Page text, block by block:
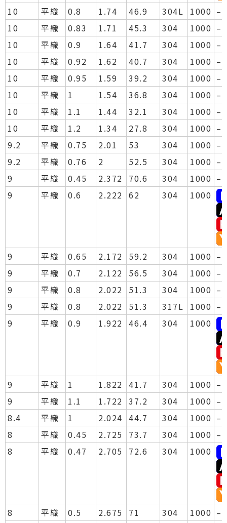
10 平織 0.8 1.74 46.9 304L 1000 –
10
平織 0.83 1.71 45.3 304 1000 –
10
平織 0.9 1.64 41.7 304 1000 –
10
平織 0.92 1.62 40.7 304 1000 –
10
平織 0.95 1.59 39.2 304 1000 –
10
平織 1 1.54 36.8 304 1000 –
10
平織 1.1 1.44 32.1 304 1000 –
10
平織 1.2 1.34 27.8 304 1000 –
9.2
平織 0.75 2.01 53 304 1000 –
9.2
平織 0.76 2 52.5 304 1000 –
9
平織 0.45 2.372 70.6 304 1000 –
9
平織 0.6 2.222 62 304 1000
9 平織 0.65 2.172 59.2 304 1000 –
9
平織 0.7 2.122 56.5 304 1000 –
9
平織 0.8 2.022 51.3 304 1000 –
9
平織 0.8 2.022 51.3 317L 1000 –
9
平織 0.9 1.922 46.4 304 1000
9 平織 1 1.822 41.7 304 1000 –
9
平織 1.1 1.722 37.2 304 1000 –
8.4
平織 1 2.024 44.7 304 1000 –
8
平織 0.45 2.725 73.7 304 1000 –
8
平織 0.47 2.705 72.6 304 1000
8 平織 0.5 2.675 71 304 1000 –